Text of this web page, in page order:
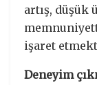
artış, düşük
işaret
Deneyim